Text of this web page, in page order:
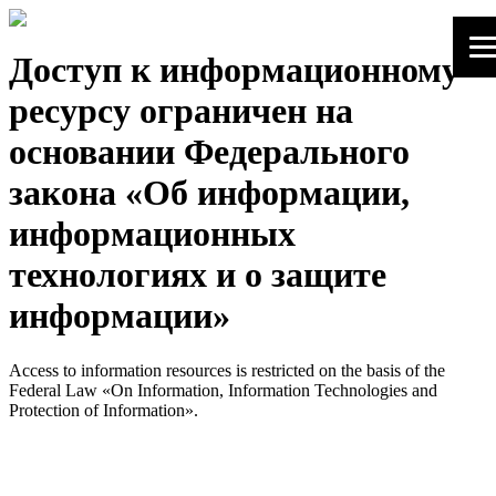
Доступ к информационному
ресурсу ограничен на
основании Федерального
закона «Об информации,
информационных
технологиях и о защите
информации»
Access to information resources is restricted on the basis of the
Federal Law «On Information, Information Technologies and
Protection of Information».